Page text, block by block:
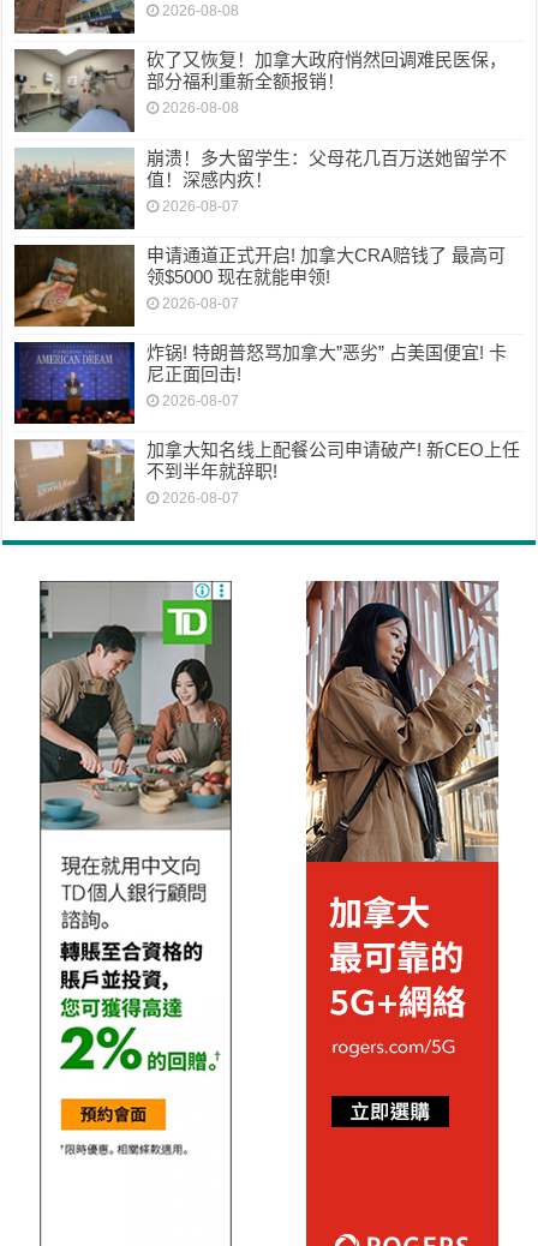
2026-08-08
砍了又恢复！加拿大政府悄然回调难民医保，
部分福利重新全额报销！
2026-08-08
崩溃！多大留学生：父母花几百万送她留学不
值！深感内疚！
2026-08-07
申请通道正式开启! 加拿大CRA赔钱了 最高可
领$5000 现在就能申领!
2026-08-07
炸锅! 特朗普怒骂加拿大”恶劣” 占美国便宜! 卡
尼正面回击!
2026-08-07
加拿大知名线上配餐公司申请破产! 新CEO上任
不到半年就辞职!
2026-08-07